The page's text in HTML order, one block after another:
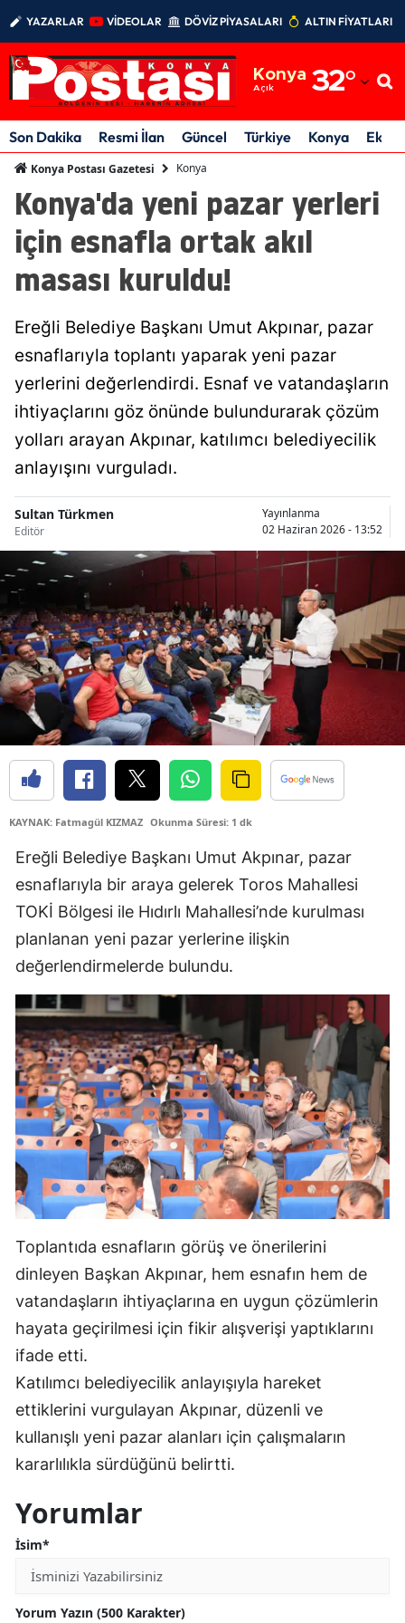
YAZARLAR VİDEOLAR DÖVİZ PİYASALARI ALTIN FİYATLARI
Konya
Açık 32°
Adıyaman
Afyonkarahisar
Amasya
Ankara
Aydın
Balıkesir
Bitlis
Bolu
Burdur
Bursa
Çanakkale
Çankırı
Çorum
Denizli
Diyarbakır
Elazığ
Erzincan
Erzurum
Gaziantep
Giresun
Gümüşhane
Hakkari
Hatay
Isparta
Mersin
İstanbul
İzmir
Kastamonu
Kayseri
Son Dakika Resmi İlan Güncel Türkiye Konya
Konya Postası Gazetesi Konya
Konya'da yeni pazar yerleri
için esnafla ortak akıl
masası kuruldu!
Ereğli Belediye Başkanı Umut Akpınar, pazar
esnaflarıyla toplantı yaparak yeni pazar
yerlerini değerlendirdi. Esnaf ve vatandaşların
ihtiyaçlarını göz önünde bulundurarak çözüm
yolları arayan Akpınar, katılımcı belediyecilik
anlayışını vurguladı.
Sultan Türkmen
Editör
Yayınlanma
02 Haziran 2026 - 13:52
KAYNAK: Fatmagül KIZMAZ Okunma Süresi: 1 dk
Ereğli Belediye Başkanı Umut Akpınar, pazar
esnaflarıyla bir araya gelerek Toros Mahallesi
TOKİ Bölgesi ile Hıdırlı Mahallesi’nde kurulması
planlanan yeni pazar yerlerine ilişkin
değerlendirmelerde bulundu.
Toplantıda esnafların görüş ve önerilerini
dinleyen Başkan Akpınar, hem esnafın hem de
vatandaşların ihtiyaçlarına en uygun çözümlerin
hayata geçirilmesi için fikir alışverişi yaptıklarını
ifade etti.
Katılımcı belediyecilik anlayışıyla hareket
ettiklerini vurgulayan Akpınar, düzenli ve
kullanışlı yeni pazar alanları için çalışmaların
kararlılıkla sürdüğünü belirtti.
Yorumlar
İsim*
Yorum Yazın (500 Karakter)